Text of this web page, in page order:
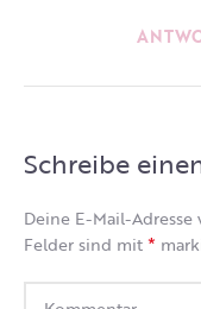
Schreibe
Deine E-Mail-
Felder sind mit*